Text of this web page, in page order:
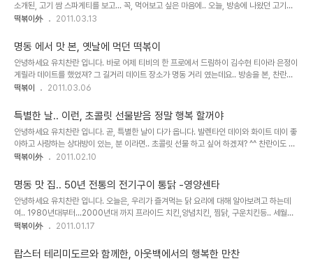
소개된, 고기 쌈 스파게티를 보고... 꼭, 먹어보고 싶은 마음에.. 오늘, 방송에 나왔던 고기쌈
스파게티를 먹으로 명동에 다녀 왔습니다. 찾아가시는 길 지하철 4호선 명동역 8번출구로
떡볶이外 2011.03.13
명동 에서 맛 본, 옛날에 먹던 떡볶이
안녕하세요 유치찬란 입니다. 바로 어제 티비의 한 프로에서 드림하이 김수현 티아라 은정이
게릴라 데이트를 했었져? 그 길거리 데이트 장소가 명동 거리 였는데요.. 방송을 본, 찬란이
는 그 명동 거리를 가보고 싶어..다녀왔습니다. &gt;_&lt; 다양한 볼거리와 먹거리가 있는 명
떡볶이 2011.03.06
특별한 날.. 이런, 초콜릿 선물받음 정말 행복 할꺼야
안녕하세요 유치찬란 입니다. 곧, 특별한 날이 다가 옵니다. 발렌타인 데이와 화이트 데이 좋
아하고 사랑하는 상대방이 있는, 분 이라면.. 초콜릿 선물 하고 싶어 하겠져? ^^ 찬란이도 이
런 초콜릿 받음, 참, 좋을텐데... ~막 이러궁 &gt;_&lt; 오늘 아무개님은 스위스를 대표하는
떡볶이外 2011.02.10
명동 맛 집.. 50년 전통의 전기구이 통닭 -영양센타
안녕하세요 유치찬란 입니다. 오늘은, 우리가 즐겨먹는 닭 요리에 대해 알아보려고 하는데
여.. 1980년대부터...2000년대 까지 프라이드 치킨,양념치킨, 찜닭, 구운치킨등.. 세월의
흐름에... 닭요리의 진화는 거듭 되고 있지만, 어린시절..누구나 한번 쯤은 긴 꼬챙이에 생 닭
떡볶이外 2011.01.17
랍스터 테리미도르와 함께한, 아웃백에서의 행복한 만찬